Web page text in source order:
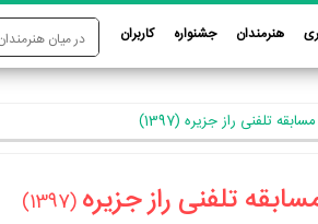
هنرمندان جشنواره کاربران
تلفنی راز جزیره (1397)
تلفنی راز جزیره‏ (1397)